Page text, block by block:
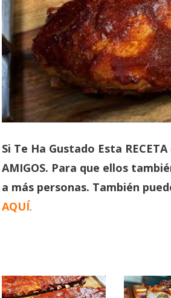
Si Te Ha Gustado Esta
AMIGOS. Para que ellos
a más personas. También
AQUÍ.